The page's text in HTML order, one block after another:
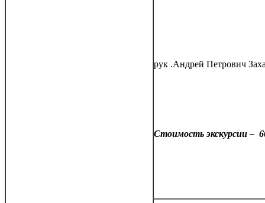
рук .Андрей Петрович
Стоимость экскурсии –